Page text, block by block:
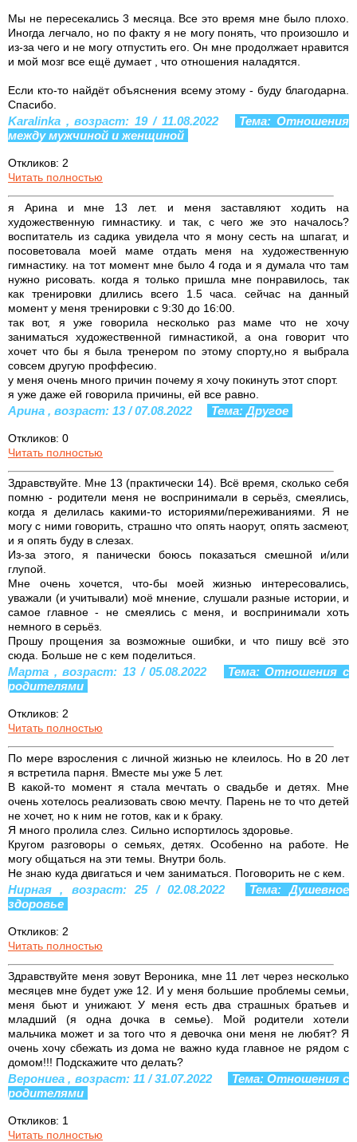
Мы не пересекались 3 месяца. Все это время мне было плохо.
Иногда легчало, но по факту я не могу понять, что произошло и
из-за чего и не могу отпустить его. Он мне продолжает нравится
и мой мозг все ещё думает , что отношения наладятся.
Если кто-то найдёт объяснения всему этому - буду благодарна.
Спасибо.
Karalinka , возраст: 19 / 11.08.2022
Тема: Отношения
между мужчиной и женщиной
Откликов: 2
Читать полностью
я Арина и мне 13 лет. и меня заставляют ходить на
художественную гимнастику. и так, с чего же это началось?
воспитатель из садика увидела что я мону сесть на шпагат, и
посоветовала моей маме отдать меня на художественную
гимнастику. на тот момент мне было 4 года и я думала что там
нужно рисовать. когда я только пришла мне понравилось, так
как тренировки длились всего 1.5 часа. сейчас на данный
момент у меня тренировки с 9:30 до 16:00.
так вот, я уже говорила несколько раз маме что не хочу
заниматься художественной гимнастикой, а она говорит что
хочет что бы я была тренером по этому спорту,но я выбрала
совсем другую проффесию.
у меня очень много причин почему я хочу покинуть этот спорт.
я уже даже ей говорила причины, ей все равно.
Арина , возраст: 13 / 07.08.2022 Тема: Другое
Откликов: 0
Читать полностью
Здравствуйте. Мне 13 (практически 14). Всё время, сколько себя
помню - родители меня не воспринимали в серьёз, смеялись,
когда я делилась какими-то историями/переживаниями. Я не
могу с ними говорить, страшно что опять наорут, опять засмеют,
и я опять буду в слезах.
Из-за этого, я панически боюсь показаться смешной и/или
глупой.
Мне очень хочется, что-бы моей жизнью интересовались,
уважали (и учитывали) моё мнение, слушали разные истории, и
самое главное - не смеялись с меня, и воспринимали хоть
немного в серьёз.
Прошу прощения за возможные ошибки, и что пишу всё это
сюда. Больше не с кем поделиться.
Марта , возраст: 13 / 05.08.2022
Тема: Отношения с
родителями
Откликов: 2
Читать полностью
По мере взросления с личной жизнью не клеилось. Но в 20 лет
я встретила парня. Вместе мы уже 5 лет.
В какой-то момент я стала мечтать о свадьбе и детях. Мне
очень хотелось реализовать свою мечту. Парень не то что детей
не хочет, но к ним не готов, как и к браку.
Я много пролила слез. Сильно испортилось здоровье.
Кругом разговоры о семьях, детях. Особенно на работе. Не
могу общаться на эти темы. Внутри боль.
Не знаю куда двигаться и чем заниматься. Поговорить не с кем.
Нирная , возраст: 25 / 02.08.2022
Тема: Душевное
здоровье
Откликов: 2
Читать полностью
Здравствуйте меня зовут Вероника, мне 11 лет через несколько
месяцев мне будет уже 12. И у меня большие проблемы семьи,
меня бьют и унижают. У меня есть два страшных братьев и
младший (я одна дочка в семье). Мой родители хотели
мальчика может и за того что я девочка они меня не любят? Я
очень хочу сбежать из дома не важно куда главное не рядом с
домом!!! Подскажите что делать?
Верониеа , возраст: 11 / 31.07.2022
Тема: Отношения с
родителями
Откликов: 1
Читать полностью